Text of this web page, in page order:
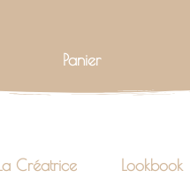
Panier
Créatrice Lookbook